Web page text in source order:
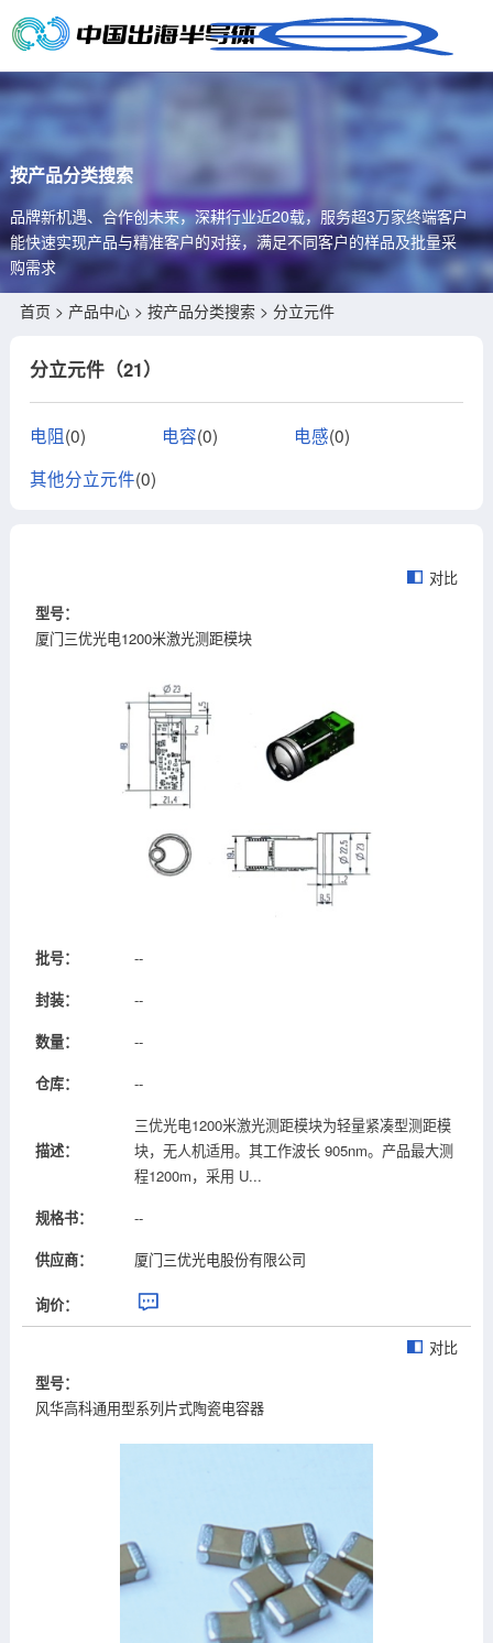
按产品分类搜索
品牌新机遇、合作创未来，深耕行业近20载，服务超3万家终端客户
能快速实现产品与精准客户的对接，满足不同客户的样品及批量采
购需求
首页 > 产品中心> 按产品分类搜索 > 分立元件
分立元件（21）
电阻(0) 电容(0) 电感(0)
其他分立元件(0)
型号：
厦门三优光电1200米激光测距模块
对比
批号：
--
封装：
--
数量：
--
仓库：
--
描述：
三优光电1200米激光测距模块为轻量紧凑型测距模
块，无人机适用。其工作波长 905nm。产品最大测
程1200m，采用 U...
规格书：
--
供应商：
厦门三优光电股份有限公司
询价：
型号：
风华高科通用型系列片式陶瓷电容器
对比